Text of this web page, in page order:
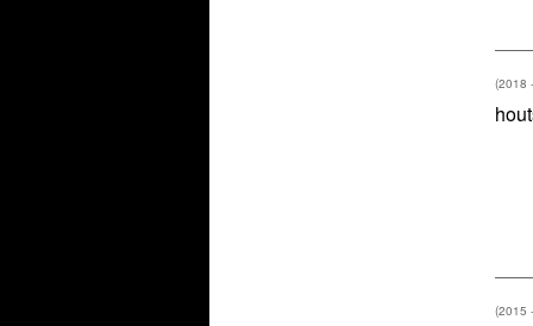
(2018
(2015